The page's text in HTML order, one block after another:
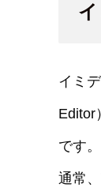
イミ
Editor
です。
通常